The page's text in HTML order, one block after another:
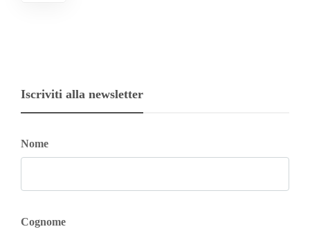
Iscriviti alla newsletter
Nome
Cognome